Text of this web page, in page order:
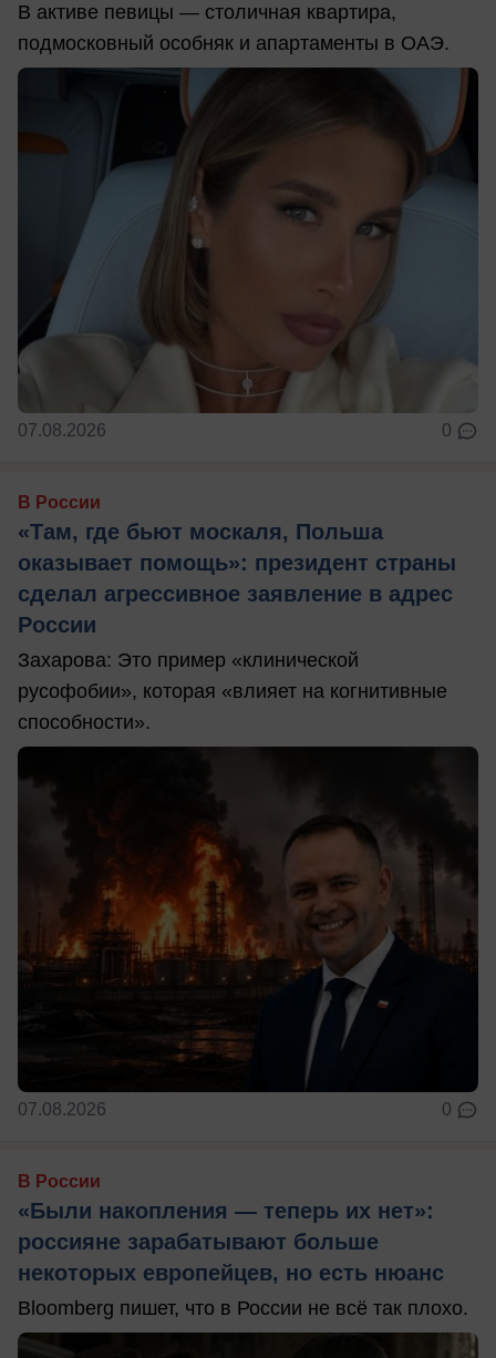
В активе певицы — столичная квартира,
подмосковный особняк и апартаменты в ОАЭ.
07.08.2026 0
В России
«Там, где бьют москаля, Польша
оказывает помощь»: президент страны
сделал агрессивное заявление в адрес
России
Захарова: Это пример «клинической
русофобии», которая «влияет на когнитивные
способности».
07.08.2026 0
В России
«Были накопления — теперь их нет»:
россияне зарабатывают больше
некоторых европейцев, но есть нюанс
Bloomberg пишет, что в России не всё так плохо.